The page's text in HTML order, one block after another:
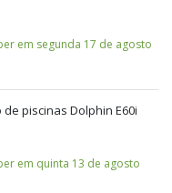
em segunda 17 de agosto
piscinas Dolphin E60i
em quinta 13 de agosto